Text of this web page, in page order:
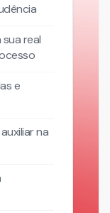
real
e
na